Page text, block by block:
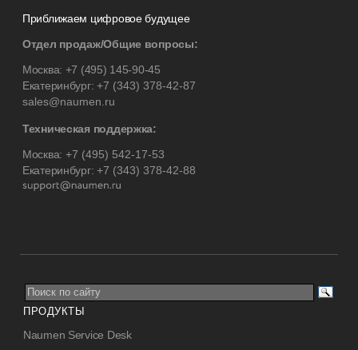
Приближаем цифровое будущее
Отдел продаж/Общие вопросы:
Москва: +7 (495) 145-90-45
Екатеринбург:+7 (343) 378-42-87
sales@naumen.ru
Техническая поддержка:
Москва: +7 (495) 542-17-53
Екатеринбург:+7 (343) 378-42-88
ПРОДУКТЫ
Naumen Service Desk